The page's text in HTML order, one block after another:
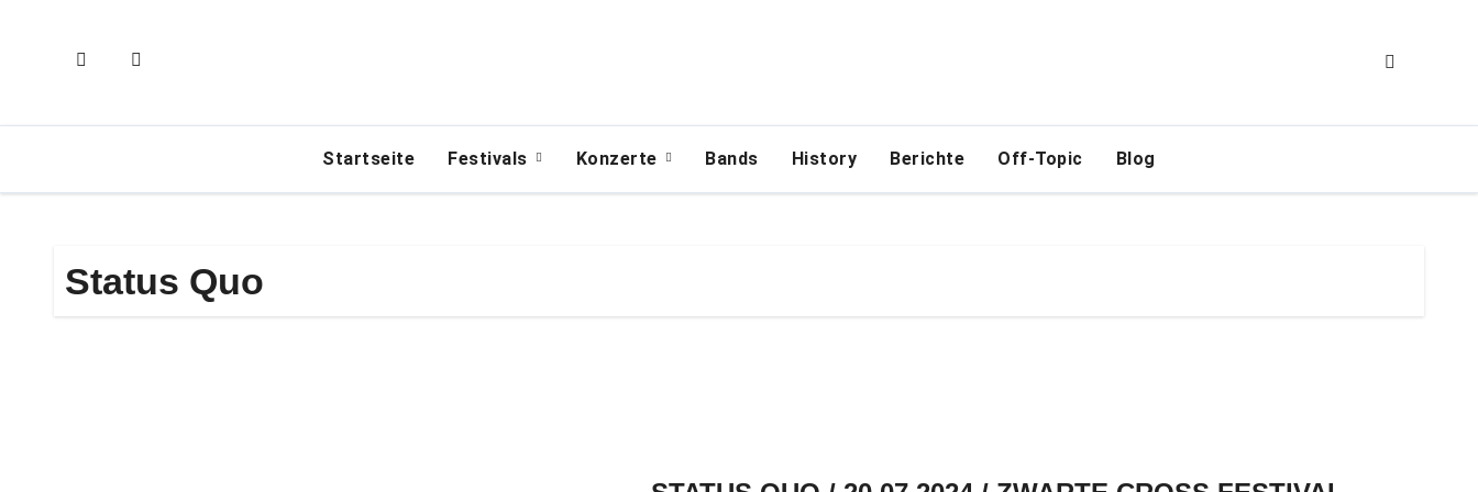
Startseite Festivals Konzerte Bands History Berichte Off-Topic Blog
Status Quo